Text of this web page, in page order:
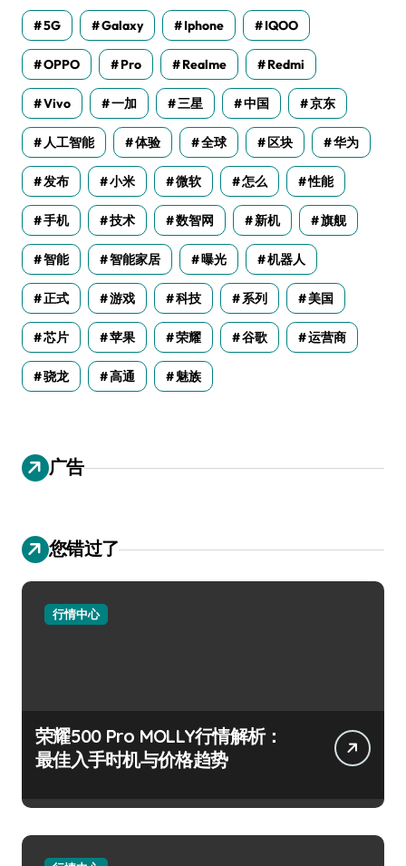
5G Galaxy Iphone IQOO
OPPO Pro Realme Redmi
Vivo 一加 三星 中国 京东
人工智能 体验 全球 区块 华为
发布 小米 微软 怎么 性能
手机 技术 数智网 新机 旗舰
智能 智能家居 曝光 机器人
正式 游戏 科技 系列 美国
芯片 苹果 荣耀 谷歌 运营商
骁龙 高通 魅族
广告
您错过了
行情中心
荣耀500 Pro MOLLY行情解析：
最佳入手时机与价格趋势